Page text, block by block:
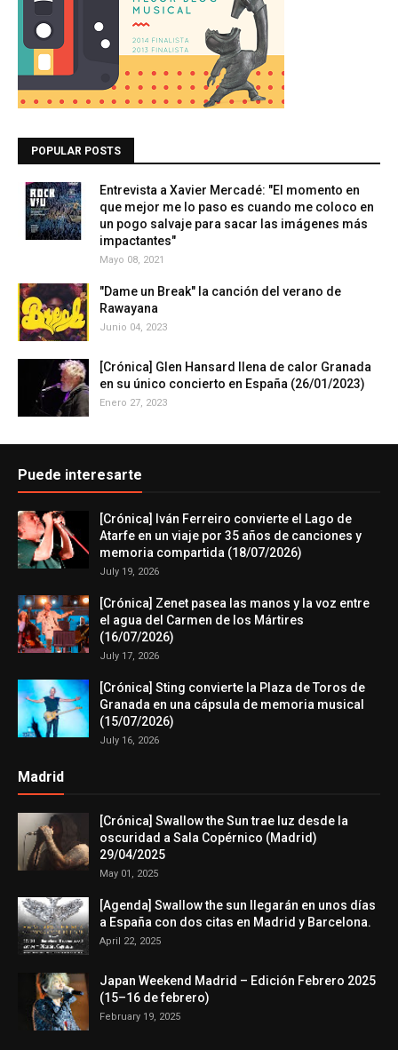
POPULAR POSTS
Entrevista a Xavier Mercadé: "El momento en
que mejor me lo paso es cuando me coloco en
un pogo salvaje para sacar las imágenes más
impactantes"
Mayo 08, 2021
"Dame un Break" la canción del verano de
Rawayana
Junio 04, 2023
[Crónica] Glen Hansard llena de calor Granada
en su único concierto en España (26/01/2023)
Enero 27, 2023
Puede interesarte
[Crónica] Iván Ferreiro convierte el Lago de
Atarfe en un viaje por 35 años de canciones y
memoria compartida (18/07/2026)
July 19, 2026
[Crónica] Zenet pasea las manos y la voz entre
el agua del Carmen de los Mártires
(16/07/2026)
July 17, 2026
[Crónica] Sting convierte la Plaza de Toros de
Granada en una cápsula de memoria musical
(15/07/2026)
July 16, 2026
Madrid
[Crónica] Swallow the Sun trae luz desde la
oscuridad a Sala Copérnico (Madrid)
29/04/2025
May 01, 2025
[Agenda] Swallow the sun llegarán en unos días
a España con dos citas en Madrid y Barcelona.
April 22, 2025
Japan Weekend Madrid – Edición Febrero 2025
(15–16 de febrero)
February 19, 2025